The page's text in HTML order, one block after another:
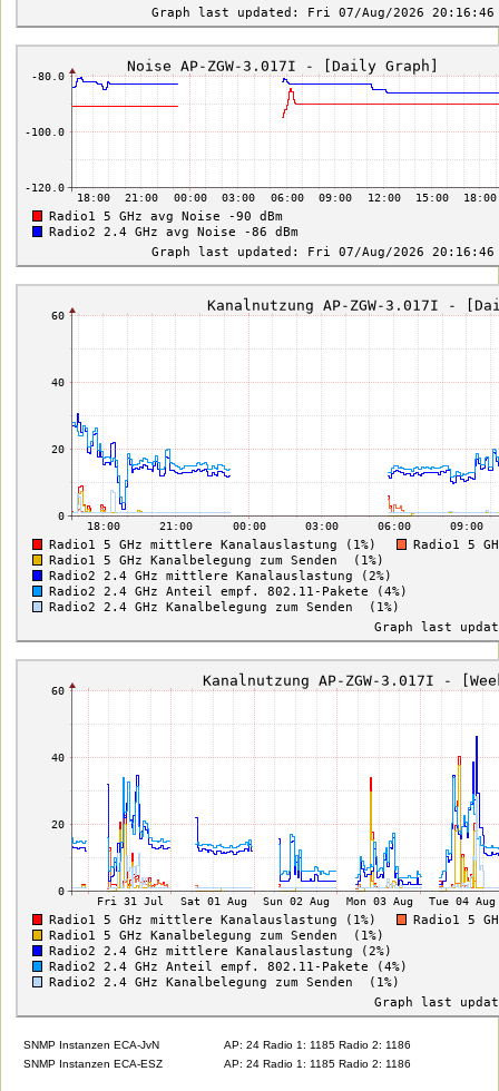
SNMP Instanzen ECA-JvN
AP: 24 Radio 1: 1185 Radio 2: 1186
SNMP Instanzen ECA-ESZ
AP: 24 Radio 1: 1185 Radio 2: 1186